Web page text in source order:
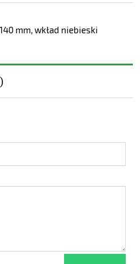
mm, wkład niebieski